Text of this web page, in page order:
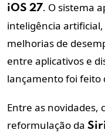
iOS 27. O sistema
inteligência
melhorias de
entre aplicativos e
lançamento foi feito
Entre as novidades,
reformulação da